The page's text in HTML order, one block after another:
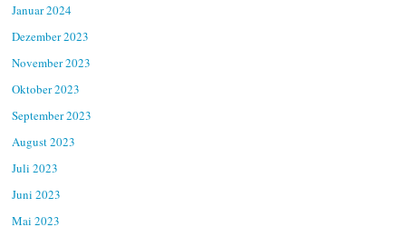
Januar 2024
Dezember 2023
November 2023
Oktober 2023
September 2023
August 2023
Juli 2023
Juni 2023
Mai 2023